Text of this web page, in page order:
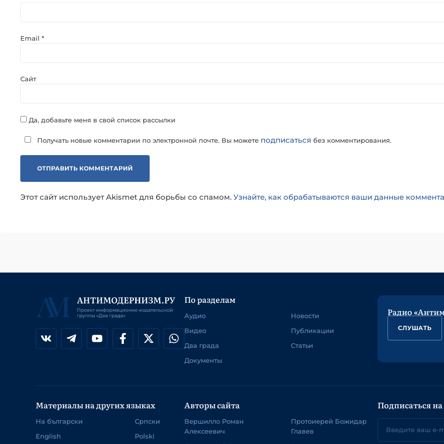
Email *
Сайт
Да, добавьте меня в свой список рассылки
Получать новые комментарии по электронной почте. Вы можете подписаться без комментирования.
Этот сайт использует Akismet для борьбы со спамом. Узнайте, как обрабатываются ваши данные
По разделам
Аудио
Видео
Два града
Документы
Новости
Публикации
Статьи
Радио
СЛУШАТЬ
Материалы на других языках
На български
English
Српски
Polski
Авторы сайта
Вершилло Роман
Алексеевич
Протоиерей Божидар
Главев
Подписаться